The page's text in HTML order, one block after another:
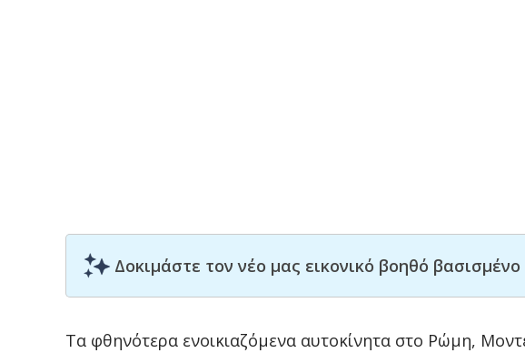
Δοκιμάστε τον νέο μας εικονικό βοηθό
Τα φθηνότερα ενοικιαζόμενα αυτοκίνητα στο Ρώμη,